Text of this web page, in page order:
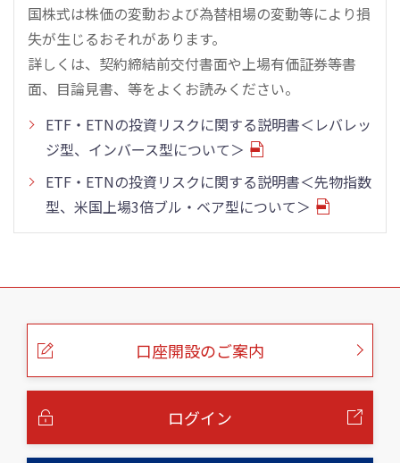
国株式は株価の変動および為替相場の変動等により損
失が生じるおそれがあります。
詳しくは、契約締結前交付書面や上場有価証券等書
面、目論見書、等をよくお読みください。
ETF・ETNの投資リスクに関する説明書＜レバレッ
ジ型、インバース型について＞
ETF・ETNの投資リスクに関する説明書＜先物指数
型、米国上場3倍ブル・ベア型について＞
こ
口座開設のご案内
ログイン